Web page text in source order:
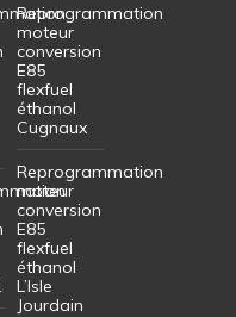
Reprogrammation
moteur
conversion
E85
flexfuel
éthanol
Cugnaux
Reprogrammation
moteur
conversion
E85
flexfuel
éthanol
L’Isle
Jourdain